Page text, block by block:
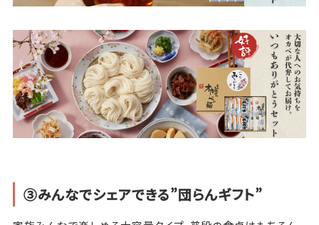
③みんなでシェアできる”団らんギフト”